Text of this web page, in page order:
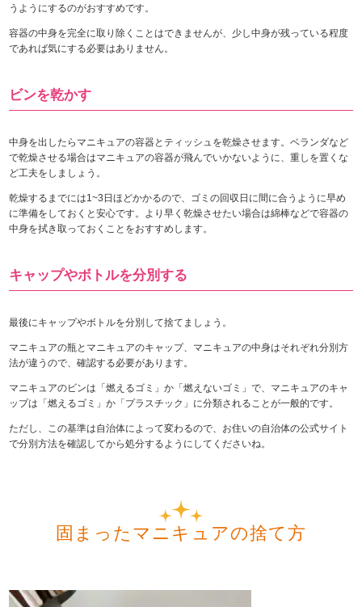
うようにするのがおすすめです。
容器の中身を完全に取り除くことはできませんが、少し中身が残っている程度
であれば気にする必要はありません。
ビンを乾かす
中身を出したらマニキュアの容器とティッシュを乾燥させます。ベランダなど
で乾燥させる場合はマニキュアの容器が飛んでいかないように、重しを置くな
ど工夫をしましょう。
乾燥するまでには1~3日ほどかかるので、ゴミの回収日に間に合うように早め
に準備をしておくと安心です。より早く乾燥させたい場合は綿棒などで容器の
中身を拭き取っておくことをおすすめします。
キャップやボトルを分別する
最後にキャップやボトルを分別して捨てましょう。
マニキュアの瓶とマニキュアのキャップ、マニキュアの中身はそれぞれ分別方
法が違うので、確認する必要があります。
マニキュアのビンは「燃えるゴミ」か「燃えないゴミ」で、マニキュアのキャ
ップは「燃えるゴミ」か「プラスチック」に分類されることが一般的です。
ただし、この基準は自治体によって変わるので、お住いの自治体の公式サイト
で分別方法を確認してから処分するようにしてくださいね。
固まったマニキュアの捨て方